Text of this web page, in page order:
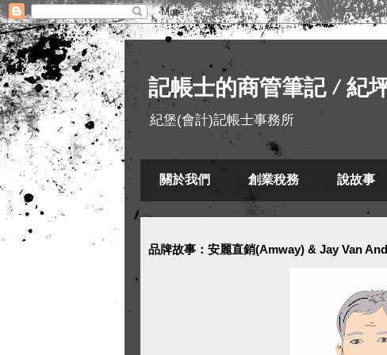
記帳士的商管筆記 / 紀
紀堡(會計)記帳士事務所
關於我們 創業稅務 說故事
品牌故事：安麗直銷(Amway) & Jay Van